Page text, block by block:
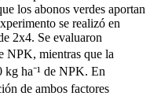
los abonos verdes aportan
se realizó en
2x4. Se evaluaron
NPK, mientras que la
kg ha⁻¹ de NPK. En
de ambos factores